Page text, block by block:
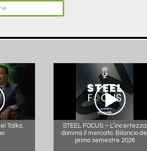
Talks:
STEEL FOCUS – L’incertezza
domina il mercato. Bilancio del
primo semestre 2026